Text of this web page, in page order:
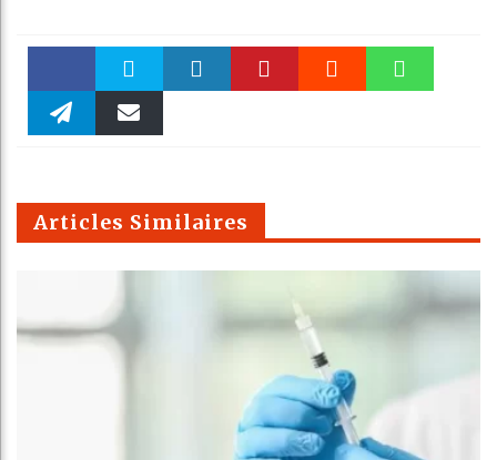
Faceboo Twitter
m
Articles Similaires